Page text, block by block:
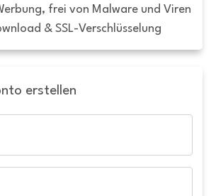
frei von Malware und Viren
& SSL-Verschlüsselung
erstellen